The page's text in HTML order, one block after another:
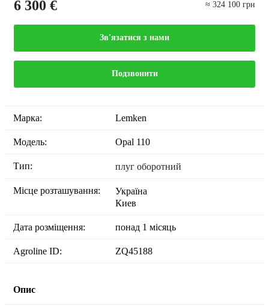
6 300 € ≈ 324 100 грн
Зв'язатися з нами
Подзвонити
Марка: Lemken
Модель: Opal 110
Тип: плуг оборотний
Місце розташування:
Україна
Киев
Дата розміщення: понад 1 місяць
Agroline ID: ZQ45188
Опис